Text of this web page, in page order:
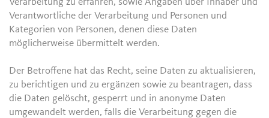
Verarbeitung zu erfahren, sowie Angaben über Inhaber und
Verantwortliche der Verarbeitung und Personen und
Kategorien von Personen, denen diese Daten
möglicherweise übermittelt werden.
Der Betroffene hat das Recht, seine Daten zu aktualisieren,
zu berichtigen und zu ergänzen sowie zu beantragen, dass
die Daten gelöscht, gesperrt und in anonyme Daten
umgewandelt werden, falls die Verarbeitung gegen die